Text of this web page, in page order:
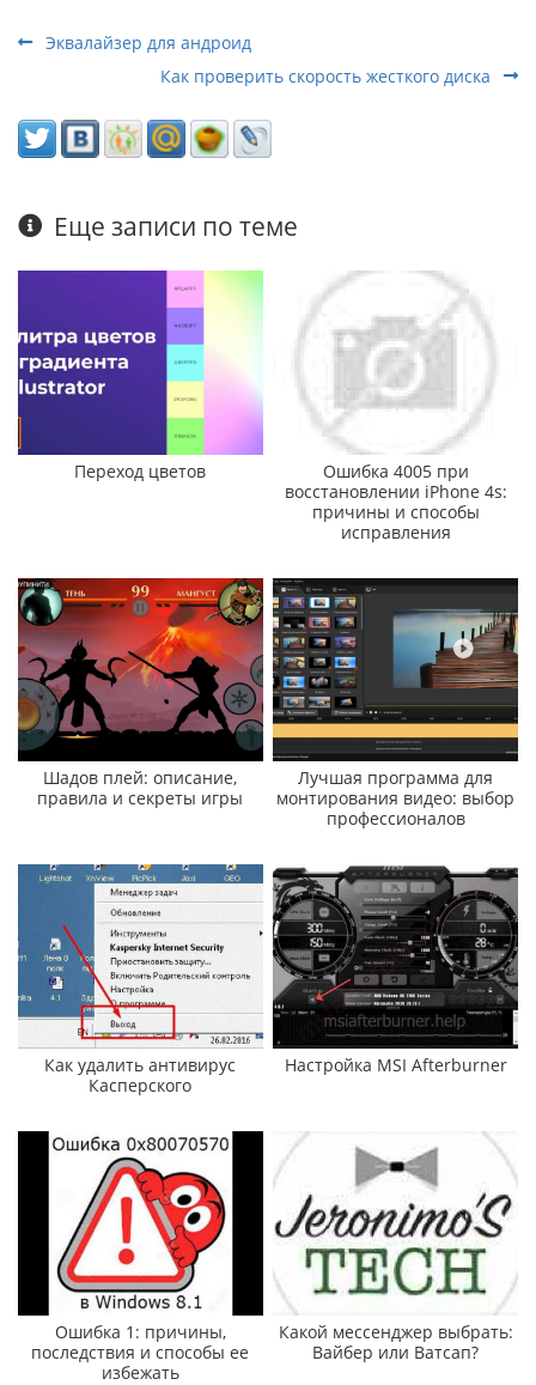
Эквалайзер для андроид
Как проверить скорость жесткого диска
Еще записи по теме
Переход цветов
Ошибка 4005 при
восстановлении iPhone 4s:
причины и способы
исправления
Шадов плей: описание,
правила и секреты игры
Лучшая программа для
монтирования видео: выбор
профессионалов
Как удалить антивирус
Касперского
Настройка MSI Afterburner
Ошибка 1: причины,
последствия и способы ее
избежать
Какой мессенджер выбрать:
Вайбер или Ватсап?